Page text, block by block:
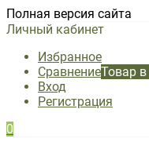
Полная версия сайта
Личный кабинет
Избранное
СравнениеТовар
Вход
Регистрация
0